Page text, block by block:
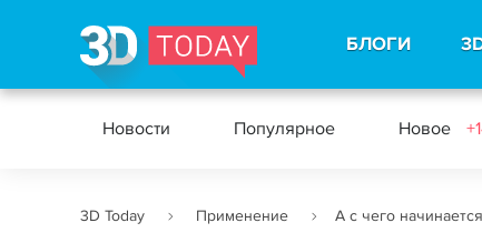
БЛОГИ
Новости Популярное Новое
3D Today Применение А с чего